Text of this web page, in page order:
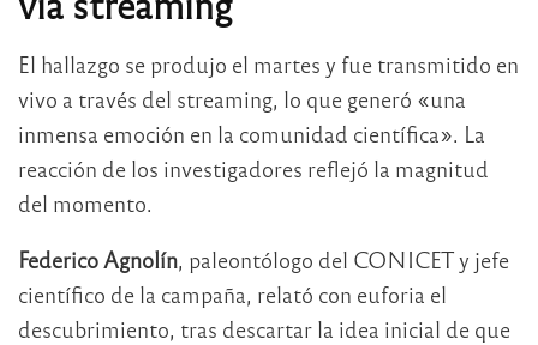
El hallazgo se produjo el martes y fue transmitido en
vivo a través del streaming, lo que generó «una
inmensa emoción en la comunidad científica». La
reacción de los investigadores reflejó la magnitud
del momento.
Federico Agnolín, paleontólogo del CONICET y jefe
científico de la campaña, relató con euforia el
descubrimiento, tras descartar la idea inicial de que